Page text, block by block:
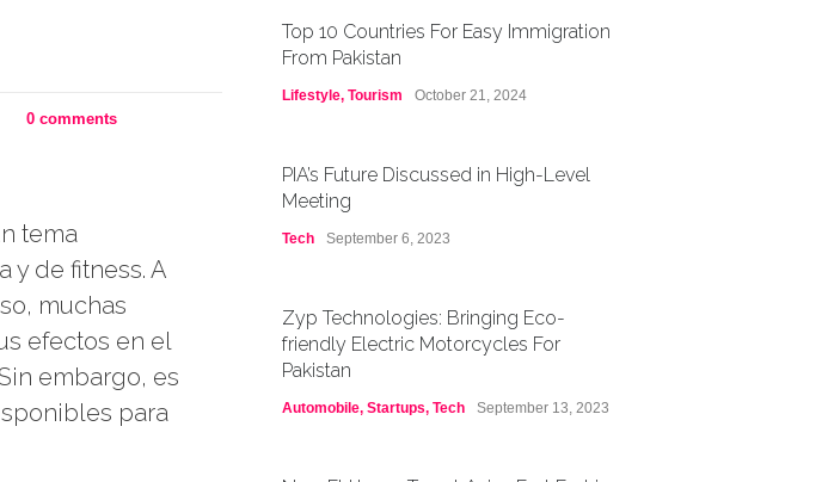
0 comments
tema
de fitness. A
muchas
efectos en el
embargo, es
para
Top 10 Countries For Easy Immigration
From Pakistan
Lifestyle, Tourism October 21, 2024
PIA’s Future Discussed in High-Level
Meeting
Tech September 6, 2023
Zyp Technologies: Bringing Eco-
friendly Electric Motorcycles For
Pakistan
Automobile, Startups, Tech September 13, 2023